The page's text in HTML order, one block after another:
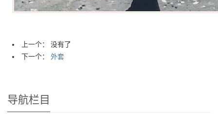
上一个： 没有了
下一个： 外套
导航栏目